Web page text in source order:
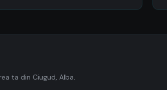
ta din Ciugud, Alba.